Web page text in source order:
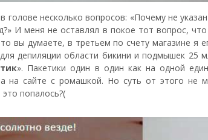
голове несколько вопросов: «Почему не
И меня не оставлял в покое тот вопрос,
вы думаете, в третьем по счету магазине я
депиляции области бикини и подмышек
». Пакетики один в один как на одной
на сайте с ромашкой. Но суть от этого не
попалось?(